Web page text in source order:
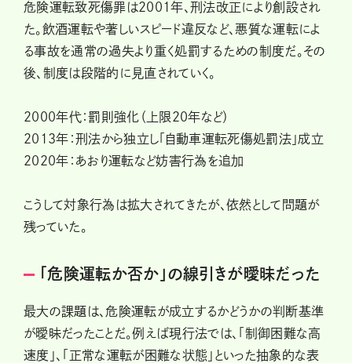
危険運転致死傷罪は2001年、刑法改正により創設され
た。飲酒運転や著しいスピード違反など、悪質な運転によ
る事故を通常の過失より重く処罰するための制度だ。その
後、制度は段階的に見直されていく。
2000年代：罰則強化（上限20年など）
2013年：刑法から独立し「自動車運転死傷処罰法」成立
2020年：あおり運転など妨害行為を追加
こうして対象行為は拡大されてきたが、依然として問題が
残っていた。
「危険運転か否か」の線引きが曖昧だった
最大の課題は、危険運転が成立するかどうかの判断基準
が曖昧だったことだ。例えば現行法では、「制御困難な高
速度」、「正常な運転が困難な状態」といった抽象的な表